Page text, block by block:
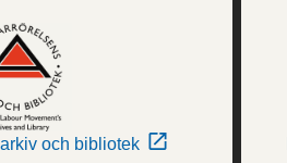
och bibliotek